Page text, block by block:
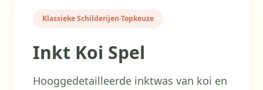
Klassieke Schilderijen·Topkeuze
Inkt Koi Spel
Hooggedetailleerde inktwas van koi en